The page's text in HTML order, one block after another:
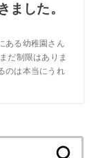
ました。
ある幼稚園さん
だ制限はありま
のは本当にうれ